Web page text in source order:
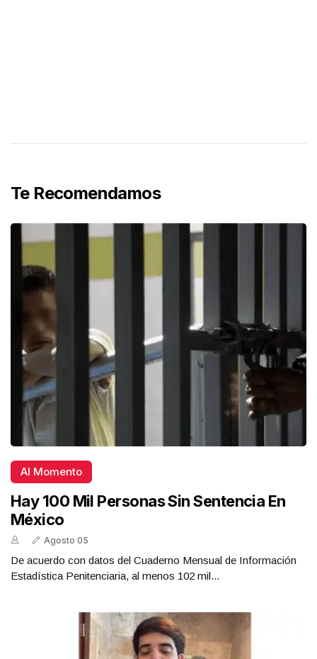
Te Recomendamos
Al Momento
Hay 100 Mil Personas Sin Sentencia En
México
Agosto 05
De acuerdo con datos del Cuaderno Mensual de Información
Estadística Penitenciaria, al menos 102 mil...